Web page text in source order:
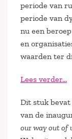
periode van
periode van
nu een
en
waarden ter
Lees verder…
Dit stuk
van de
our way out of